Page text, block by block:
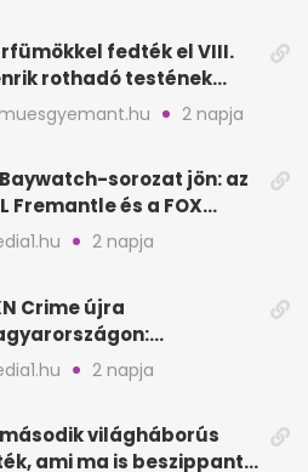
fedték el VIII.
rothadó testének
2 napja
sorozat jön: az
Fremantle és a FOX
2 napja
Crime újra
a Viasat Film
2 napja
második világháborús
ami ma is beszippant